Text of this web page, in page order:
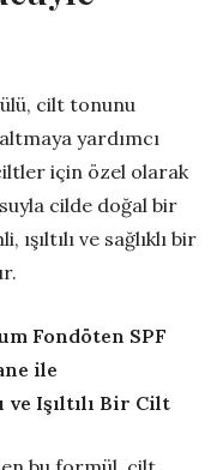
cilt tonunu
yardımcı
için özel olarak
cilde doğal bir
ışıltılı ve sağlıklı bir
Fondöten SPF
ile
Işıltılı Bir Cilt